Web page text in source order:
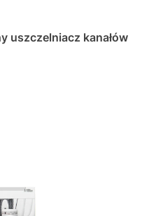
uszczelniacz kanałów